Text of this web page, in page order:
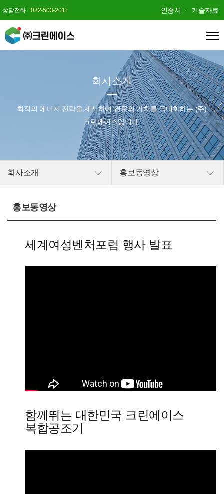
상담전화 032-503-2011 인증서 기술자료
회사소개
최적의 에너지 전략을 제시하여건문의 가치를 극대화하는 (주)
크린에이스입니다.
회사소개 홍보동영상
홍보동영상
세계여성벤처포럼 행사 발표
함께뛰는 대한민국 크린에이스
복합공조기